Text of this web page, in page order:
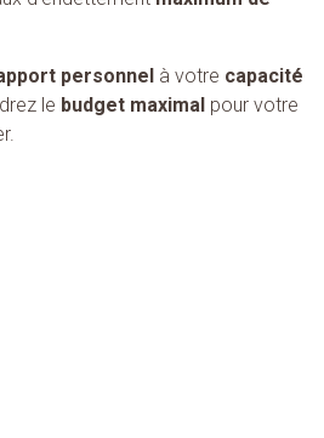
personnel à votre capacité
le budget maximal pour votre